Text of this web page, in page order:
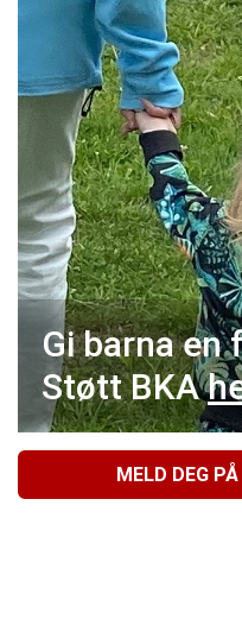
Gi barna en
Støtt BKA
MELD DEG